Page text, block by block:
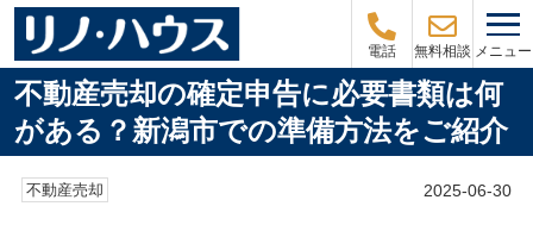
電話 無料相談 メニュー
不動産売却の確定申告に必要書類は何
がある？新潟市での準備方法をご紹介
不動産売却 2025-06-30